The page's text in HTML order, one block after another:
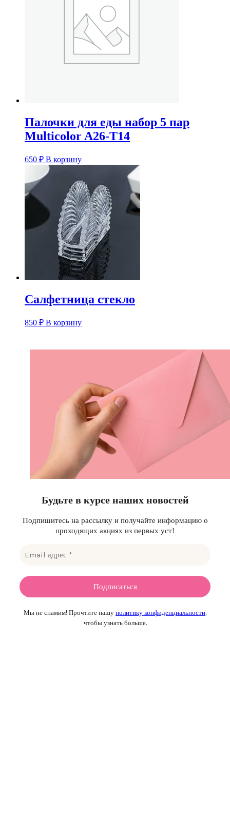
Палочки для еды набор 5 пар
Multicolor A26-T14
650 ₽ В корзину
Салфетница стекло
850 ₽ В корзину
Будьте в курсе наших новостей
Подпишитесь на рассылку и получайте информацию о
проходящих акциях из первых уст!
Мы не спамим! Прочтите нашу политику конфиденциальности
чтобы узнать больше.